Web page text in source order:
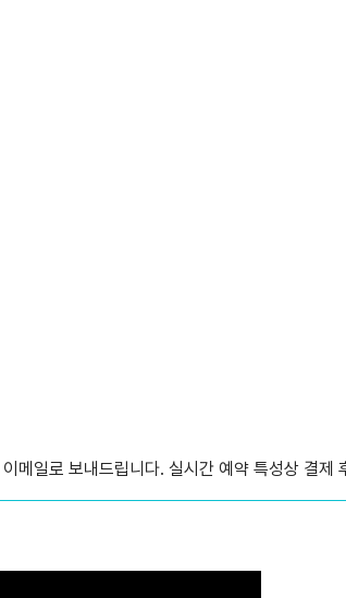
메일로 보내드립니다. 실시간 예약 특성상 결제